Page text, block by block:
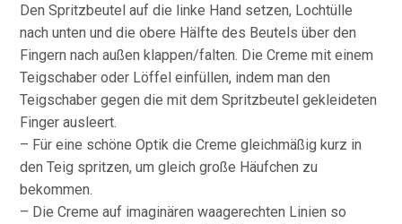
Den Spritzbeutel auf die linke Hand setzen, Lochtülle
nach unten und die obere Hälfte des Beutels über den
Fingern nach außen klappen/falten. Die Creme mit einem
Teigschaber oder Löffel einfüllen, indem man den
Teigschaber gegen die mit dem Spritzbeutel gekleideten
Finger ausleert.
– Für eine schöne Optik die Creme gleichmäßig kurz in
den Teig spritzen, um gleich große Häufchen zu
bekommen.
– Die Creme auf imaginären waagerechten Linien so